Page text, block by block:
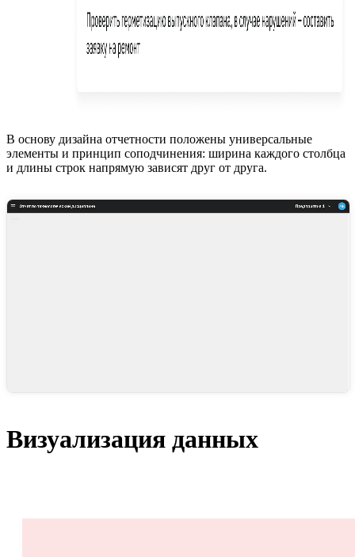
В основу дизайна отчетности положены универсальные
элементы и принцип соподчинения: ширина каждого столбца
и длины строк напрямую зависят друг от друга.
Визуализация данных